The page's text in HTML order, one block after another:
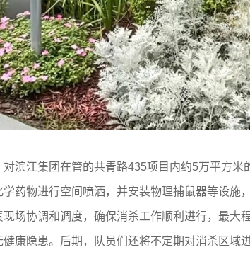
滨江集团在管的共青路435项目内约5万平方
药物进行空间喷洒，并安装物理捕鼠器等设
场协调和调度，确保消杀工作顺利进行，最
康隐患。后期，队员们还将不定期对消杀区域